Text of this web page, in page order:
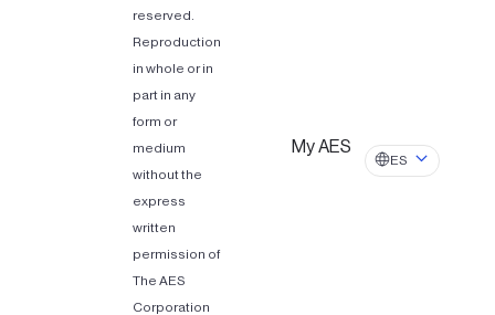
reserved.
Reproduction
in whole or in
part in any
form or
medium
without the
express
written
permission of
The AES
Corporation
My AES
ES